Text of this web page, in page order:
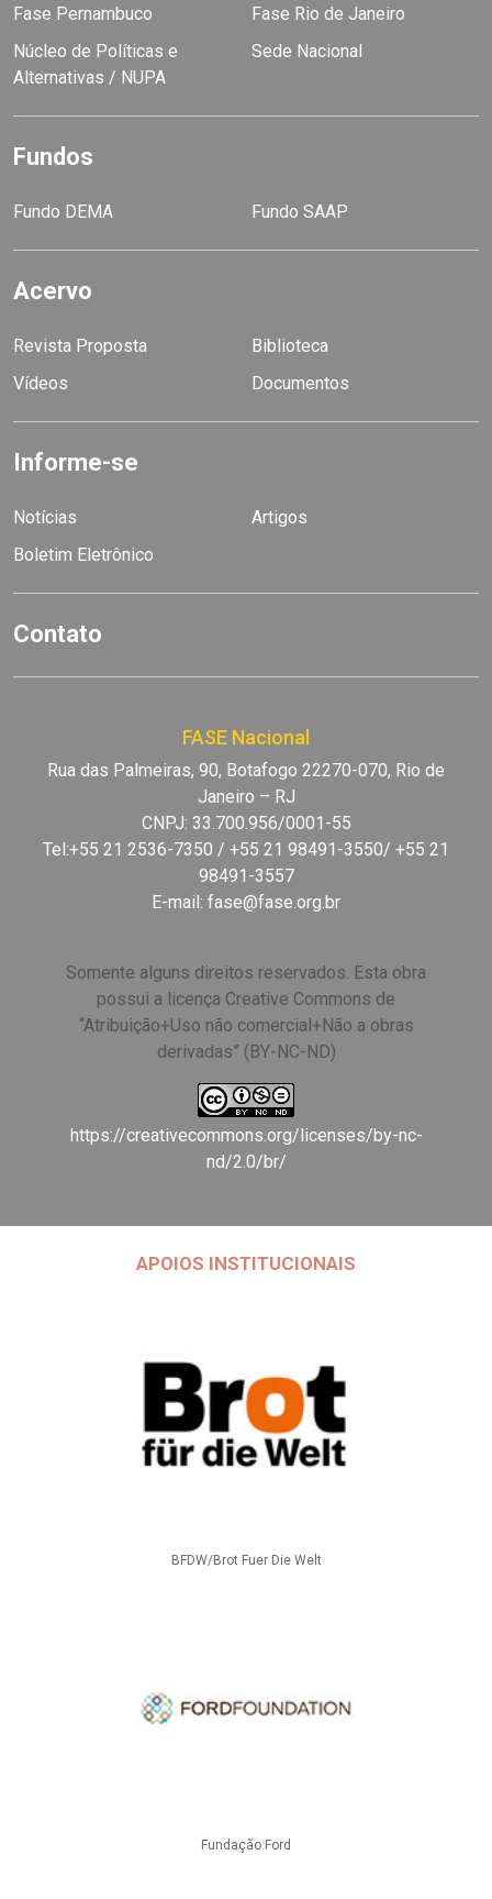
Fase Pernambuco
Fase Rio de Janeiro
Núcleo de Políticas e
Alternativas / NUPA
Sede Nacional
Fundos
Fundo DEMA Fundo SAAP
Acervo
Revista Proposta
Biblioteca
Vídeos
Documentos
Informe-se
Notícias
Artigos
Boletim Eletrônico
Contato
FASE Nacional
Rua das Palmeiras, 90, Botafogo 22270-070, Rio de
Janeiro – RJ
CNPJ: 33.700.956/0001-55
Tel:+55 21 2536-7350 / +55 21 98491-3550/ +55 21
98491-3557
E-mail: fase@fase.org.br
Somente alguns direitos reservados. Esta obra
possui a licença Creative Commons de
“Atribuição+Uso não comercial+Não a obras
derivadas” (BY-NC-ND)
https://creativecommons.org/licenses/by-nc-
nd/2.0/br/
APOIOS INSTITUCIONAIS
BFDW/Brot Fuer Die Welt
Fundação Ford